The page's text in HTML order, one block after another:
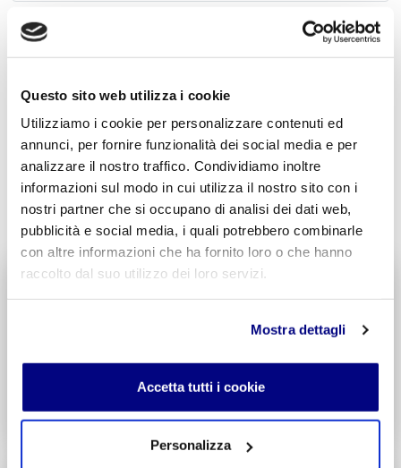
Questo sito web utilizza i cookie
Utilizziamo i cookie per personalizzare contenuti ed
annunci, per fornire funzionalità dei social media e per
analizzare il nostro traffico. Condividiamo inoltre
informazioni sul modo in cui utilizza il nostro sito con i
nostri partner che si occupano di analisi dei dati web,
pubblicità e social media, i quali potrebbero combinarle
con altre informazioni che ha fornito loro o che hanno
raccolto dal suo utilizzo dei loro servizi.
Mostra dettagli
Accetta tutti i cookie
Personalizza
Acconsento al trattamento dei dati personali.*
INVIA COMMENTO
Liceo delle Scienze Umane
Economico Sociale
Integr. Psicologia & Sociologia
Potenziamento madrelingua Inglese
Entra
Decreto di Parità Scolastica N. 2684
Codice Meccanografico: MIPMRI500E